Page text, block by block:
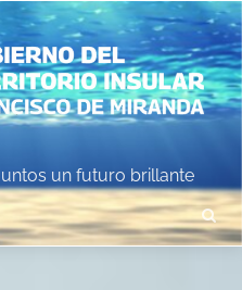
un futuro brillante